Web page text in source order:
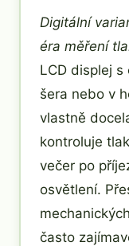
Digitální
éra měření
LCD displej
šera nebo v
vlastně
kontroluje
večer po
osvětlení.
často